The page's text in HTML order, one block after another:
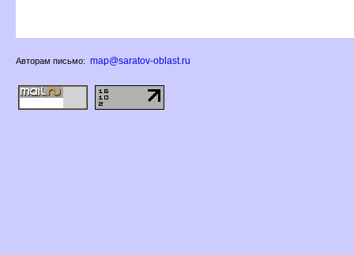
Авторам письмо: map@saratov-oblast.ru